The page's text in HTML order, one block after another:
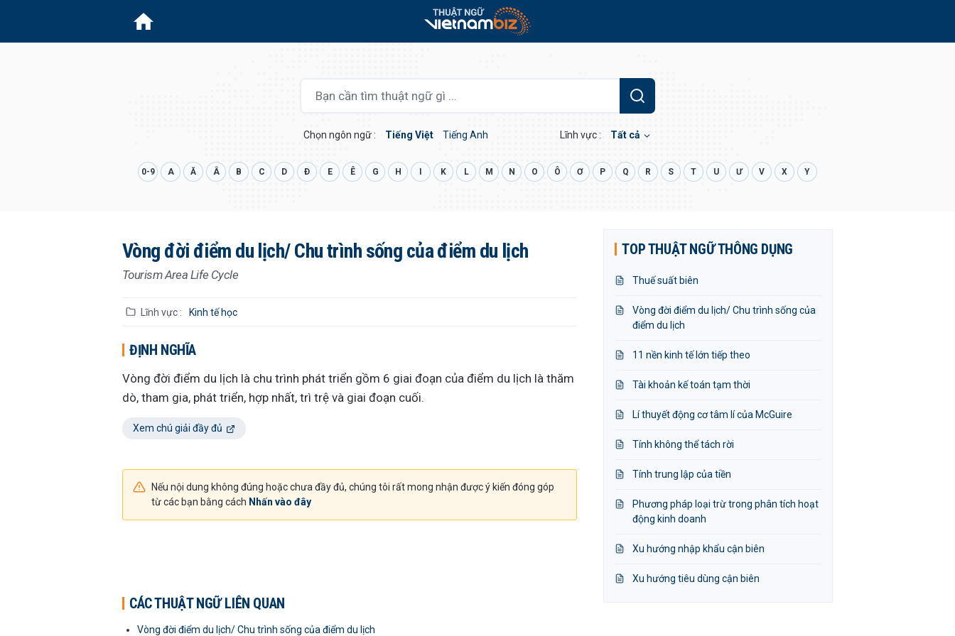
Chọn ngôn ngữ : Tiếng Việt Tiếng Anh Lĩnh vực : Tất cả
0-9 A Ă Â B C D Ð E Ê G H K L M N O Ô Ơ P Q R S T U Ư V X Y
Vòng đời điểm du lịch/ Chu trình sống của điểm du lịch
Tourism Area Life Cycle
Lĩnh vực : Kinh tế học
ĐỊNH NGHĨA
Vòng đời điểm du lịch là chu trình phát triển gồm 6 giai đoạn của điểm du lịch là thăm
dò, tham gia, phát triển, hợp nhất, trì trệ và giai đoạn cuối.
Xem chú giải đầy đủ
Nếu nội dung không đúng hoặc chưa đầy đủ, chúng tôi rất mong nhận được ý kiến đóng góp
từ các bạn bằng cách Nhấn vào đây
CÁC THUẬT NGỮ LIÊN QUAN
Vòng đời điểm du lịch/ Chu trình sống của điểm du lịch
TOP THUẬT NGỮ THÔNG DỤNG
Thuế suất biên
Vòng đời điểm du lịch/ Chu trình sống của
điểm du lịch
11 nền kinh tế lớn tiếp theo
Tài khoản kế toán tạm thời
Lí thuyết động cơ tâm lí của McGuire
Tính không thể tách rời
Tính trung lập của tiền
Phương pháp loại trừ trong phân tích hoạt
động kinh doanh
Xu hướng nhập khẩu cận biên
Xu hướng tiêu dùng cận biên